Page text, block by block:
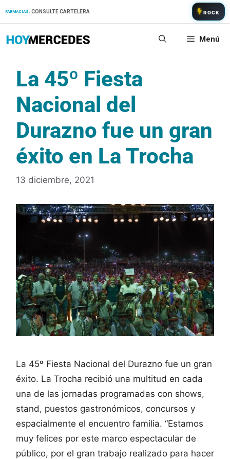
FARMACIAS: CONSULTE CARTELERA ROCK
Menú
La 45º Fiesta
Nacional del
Durazno fue un gran
éxito en La Trocha
13 diciembre, 2021
La 45º Fiesta Nacional del Durazno fue un gran
éxito. La Trocha recibió una multitud en cada
una de las jornadas programadas con shows,
stand, puestos gastronómicos, concursos y
espacialmente el encuentro familia. “Estamos
muy felices por este marco espectacular de
público, por el gran trabajo realizado para hacer